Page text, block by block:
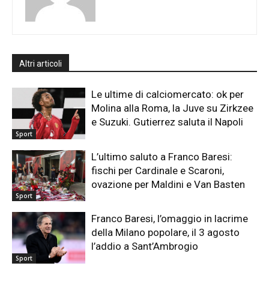
Altri articoli
Sport
Le ultime di calciomercato: ok per
Molina alla Roma, la Juve su Zirkzee
e Suzuki. Gutierrez saluta il Napoli
Sport
L’ultimo saluto a Franco Baresi:
fischi per Cardinale e Scaroni,
ovazione per Maldini e Van Basten
Sport
Franco Baresi, l’omaggio in lacrime
della Milano popolare, il 3 agosto
l’addio a Sant’Ambrogio